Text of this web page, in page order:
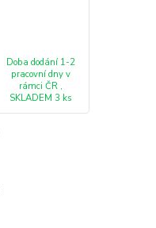
Doba dodání 1-2
pracovní dny v
rámci ČR ,
SKLADEM 3 ks